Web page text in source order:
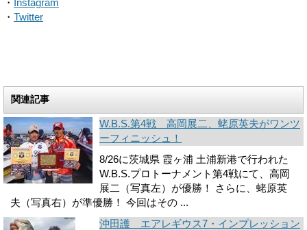
・
Instagram
・ Twitter
関連記事
W.B.S.第4戦 高岡展二、蛯原英夫がワンツ
ーフィニッシュ！
8/26に茨城県 霞ヶ浦 土浦新港で行われた
W.B.S.プロトーナメント第4戦にて、高岡
展二（写真左）が優勝！ さらに、蛯原英
夫（写真右）が準優勝！ 今回はその ...
沖田護 エアレギウス7・インプレッション